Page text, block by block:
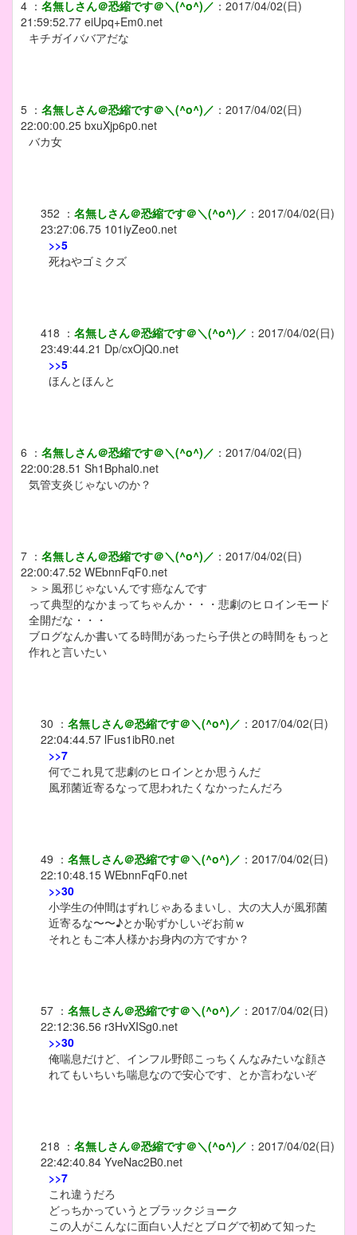
4 ： 名無しさん＠恐縮です＠＼(^o^)／ ： 2017/04/02(日)
21:59:52.77 eiUpq+Em0.net
キチガイババアだな
5 ： 名無しさん＠恐縮です＠＼(^o^)／ ： 2017/04/02(日)
22:00:00.25 bxuXjp6p0.net
バカ女
352 ： 名無しさん＠恐縮です＠＼(^o^)／ ： 2017/04/02(日)
23:27:06.75 101iyZeo0.net
>>5
死ねやゴミクズ
418 ： 名無しさん＠恐縮です＠＼(^o^)／ ： 2017/04/02(日)
23:49:44.21 Dp/cxOjQ0.net
>>5
ほんとほんと
6 ： 名無しさん＠恐縮です＠＼(^o^)／ ： 2017/04/02(日)
22:00:28.51 Sh1Bphal0.net
気管支炎じゃないのか？
7 ： 名無しさん＠恐縮です＠＼(^o^)／ ： 2017/04/02(日)
22:00:47.52 WEbnnFqF0.net
＞＞風邪じゃないんです癌なんです
って典型的なかまってちゃんか・・・悲劇のヒロインモード
全開だな・・・
ブログなんか書いてる時間があったら子供との時間をもっと
作れと言いたい
30 ： 名無しさん＠恐縮です＠＼(^o^)／ ： 2017/04/02(日)
22:04:44.57 lFus1ibR0.net
>>7
何でこれ見て悲劇のヒロインとか思うんだ
風邪菌近寄るなって思われたくなかったんだろ
49 ： 名無しさん＠恐縮です＠＼(^o^)／ ： 2017/04/02(日)
22:10:48.15 WEbnnFqF0.net
>>30
小学生の仲間はずれじゃあるまいし、大の大人が風邪菌
近寄るな〜〜♪とか恥ずかしいぞお前ｗ
それともご本人様かお身内の方ですか？
57 ： 名無しさん＠恐縮です＠＼(^o^)／ ： 2017/04/02(日)
22:12:36.56 r3HvXISg0.net
>>30
俺喘息だけど、インフル野郎こっちくんなみたいな顔さ
れてもいちいち喘息なので安心です、とか言わないぞ
218 ： 名無しさん＠恐縮です＠＼(^o^)／ ： 2017/04/02(日)
22:42:40.84 YveNac2B0.net
>>7
これ違うだろ
どっちかっていうとブラックジョーク
この人がこんなに面白い人だとブログで初めて知った